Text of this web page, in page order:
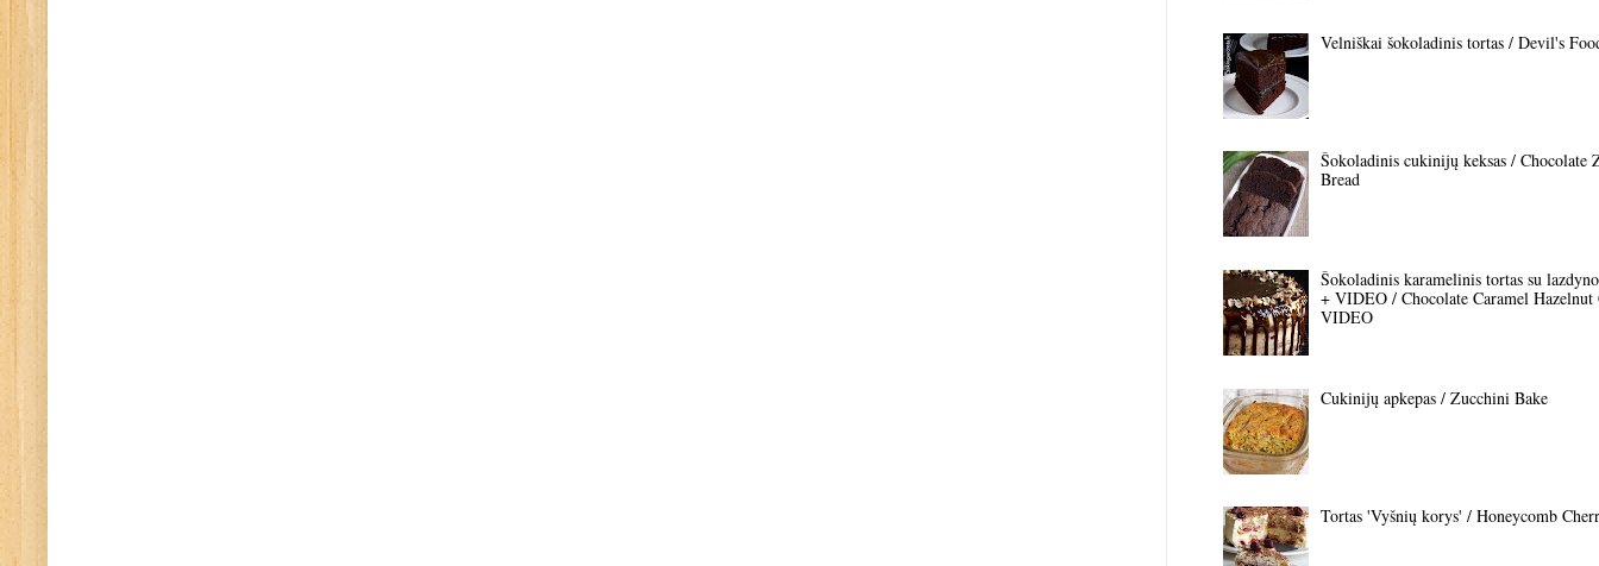
Velniškai šokoladinis tortas / Devil's
Šokoladinis cukinijų keksas / Chocolate
Bread
Šokoladinis karamelinis tortas su
+ VIDEO / Chocolate Caramel Hazelnut
VIDEO
Cukinijų apkepas / Zucchini Bake
Tortas 'Vyšnių korys' / Honeycomb